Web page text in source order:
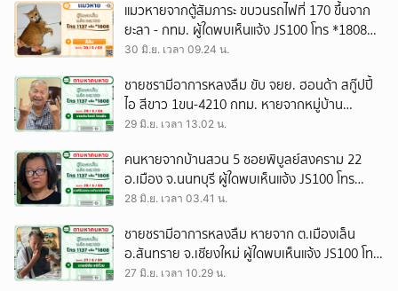
แมวหายจากตู้สัมภาระ ขบวนรถไฟที่ 170 ขึ้นจาก
ยะลา - กทม. ผู้ใดพบเห็นแจ้ง JS100 โทร *1808
หรือ 1137
30 มิ.ย. เวลา 09.24 น.
ชายชรามีอาการหลงลืม ขับ จยย. ฮอนด้า สกู๊ปปี้
ไอ สีขาว 1ขน-4210 กทม. หายจากหมู่บ้าน
พฤกษา37 ถ.กาญจนาภิเษก อ.บางใหญ่ จ.นนทบุรี
29 มิ.ย. เวลา 13.02 น.
คนหายจากบ้านสวน 5 ซอยพิบูลย์สงคราม 22
อ.เมือง จ.นนทบุรี ผู้ใดพบเห็นแจ้ง JS100 โทร
*1808 หรือ 1137
28 มิ.ย. เวลา 03.41 น.
ชายชรามีอาการหลงลืม หายจาก ต.เมืองเล็น
อ.สันทราย จ.เชียงใหม่ ผู้ใดพบเห็นแจ้ง JS100 โทร
*1808 หรือ 1137
27 มิ.ย. เวลา 10.29 น.